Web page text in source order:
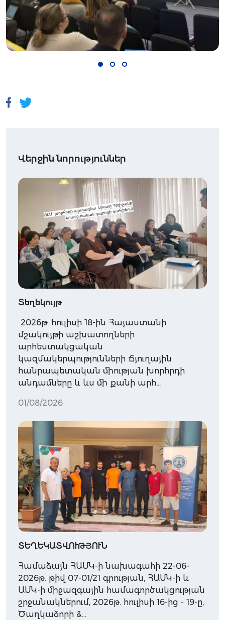
Վերջին նորություններ
Տեղեկույթ
2026թ. հուլիսի 18-ին Հայաստանի
մշակույթի աշխատողների
արհեստակցական
կազմակերպությունների Ճյուղային
հանրապետական միության խորհրդի
անդամները և ևս մի քանի արհ…
01/08/2026
ՏԵՂԵԿԱՏՎՈՒԹՅՈՒՆ
Համաձայն ՀԱՄԿ-ի նախագահի 22-06-
2026թ. թիվ 07-01/21 գրության, ՀԱՄԿ-ի և
ԱՄԿ-ի միջազգային համագործակցության
շրջանակներում, 2026թ. հուլիսի 16-ից - 19-ը,
Ծաղկաձորի &…